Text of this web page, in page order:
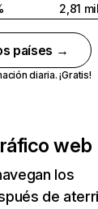
2,81
países →
diaria. ¡Gratis!
web
los
de